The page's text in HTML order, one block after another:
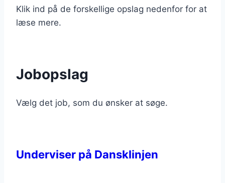
Klik ind på de forskellige opslag nedenfor for at
læse mere.
Jobopslag
Vælg det job, som du ønsker at søge.
Underviser på Dansklinjen